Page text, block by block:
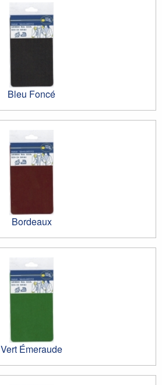
Bleu Foncé
Bordeaux
Vert Émeraude